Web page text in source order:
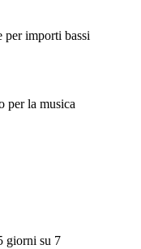
per importi bassi
per la musica
giorni su 7